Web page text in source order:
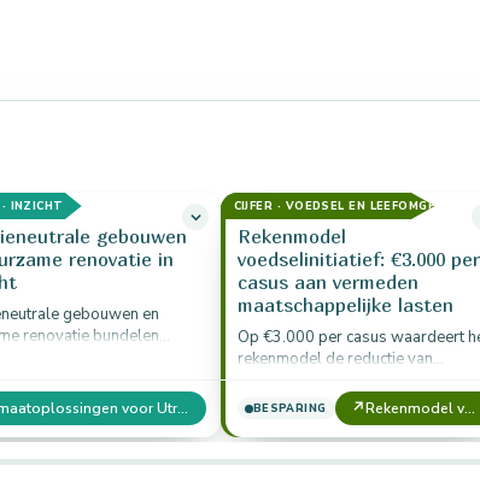
INZICHT
gebouwen
renovatie in
gebouwen en
renovatie bundelen
en de
douche tot gebouwen
geen…
Klimaatoplossingen voor Utrecht: actieplan per sector
CIJFER · VOEDSEL EN LEEFOMGEVING
Rekenmodel
voedselinitiatief: €3.000 per
casus aan vermeden
maatschappelijke lasten
Op €3.000 per casus waardeert
rekenmodel de reductie van
formele hulp doordat een
voedselinitiatief informeel
signaleert…
BESPARING ↗ Rekenmodel voedselinitiatief — MKBA Food (versie voor 1 initiatief)